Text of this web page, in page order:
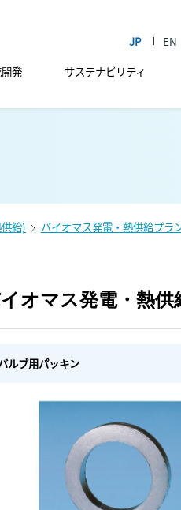
発 サステナビリティ
給) バイオマス発電・熱供給プラ
オマス発電・熱供
ルブ用パッキン